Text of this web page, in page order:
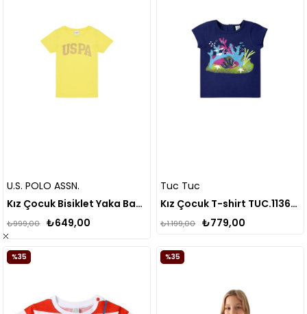
U.S. POLO ASSN.
Kız Çocuk Bisiklet Yaka Basic Tişört
₺649,00
₺999,00
Tuc Tuc
Kız Çocuk T-shirt TUC.11369581
₺779,00
₺1.199,00
%35 %35